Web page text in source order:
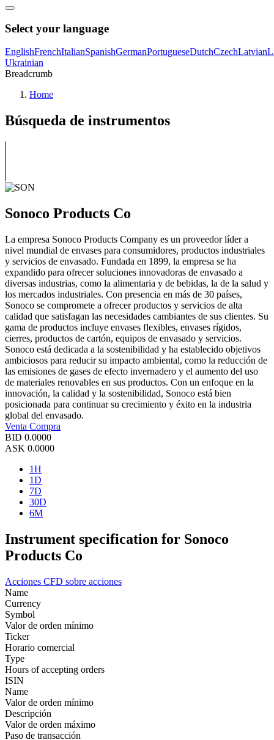
Select your language
EnglishFrenchItalianSpanishGermanPortugueseDutchCzechLatvian
Ukrainian
Breadcrumb
Home
Búsqueda de instrumentos
Sonoco Products Co
La empresa Sonoco Products Company es un proveedor líder a
nivel mundial de envases para consumidores, productos industriales
y servicios de envasado. Fundada en 1899, la empresa se ha
expandido para ofrecer soluciones innovadoras de envasado a
diversas industrias, como la alimentaria y de bebidas, la de la salud y
los mercados industriales. Con presencia en más de 30 países,
Sonoco se compromete a ofrecer productos y servicios de alta
calidad que satisfagan las necesidades cambiantes de sus clientes. Su
gama de productos incluye envases flexibles, envases rígidos,
cierres, productos de cartón, equipos de envasado y servicios.
Sonoco está dedicada a la sostenibilidad y ha establecido objetivos
ambiciosos para reducir su impacto ambiental, como la reducción de
las emisiones de gases de efecto invernadero y el aumento del uso
de materiales renovables en sus productos. Con un enfoque en la
innovación, la calidad y la sostenibilidad, Sonoco está bien
posicionada para continuar su crecimiento y éxito en la industria
global del envasado.
Venta Compra
BID 0.0000
ASK 0.0000
1H
1D
7D
30D
6M
Instrument specification for Sonoco
Products Co
Acciones CFD sobre acciones
Name
Currency
Symbol
Valor de orden mínimo
Ticker
Horario comercial
Type
Hours of accepting orders
ISIN
Name
Valor de orden mínimo
Descripción
Valor de orden máximo
Paso de transacción